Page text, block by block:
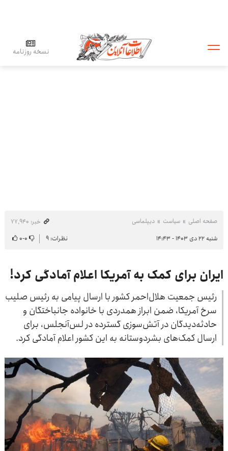
نسخه روزنامه
صفحه اصلی سیاست دیپلماسی
خبر: ۷۷٬۹۴۰
شنبه ۲۲ دی ۱۴۰۳ - ۱۴:۴۳
نظرات: ۹ ۰-۰
ایران برای کمک به آمریکا اعلام آمادگی کرد!
رئیس جمعیت هلال‌احمر کشور با ارسال پیامی به رئیس صلیب
سرخ آمریکا، ضمن ابراز همدردی با خانواده جانباختگان و
حادثه‌دیدگان در آتش‌سوزی گسترده در لس‌آنجلس، برای
ارسال کمک‌های بشردوستانه به این کشور اعلام آمادگی کرد.